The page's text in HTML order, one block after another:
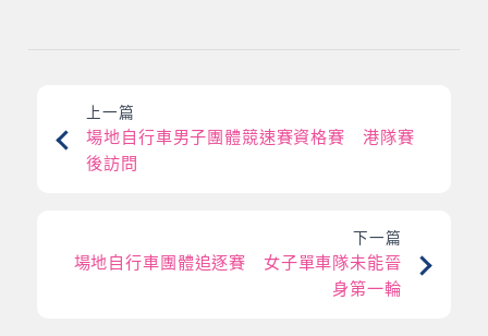
上一篇
場地自行車男子團體競速賽資格賽 港隊賽
後訪問
下一篇
場地自行車團體追逐賽 女子單車隊未能晉
身第一輪